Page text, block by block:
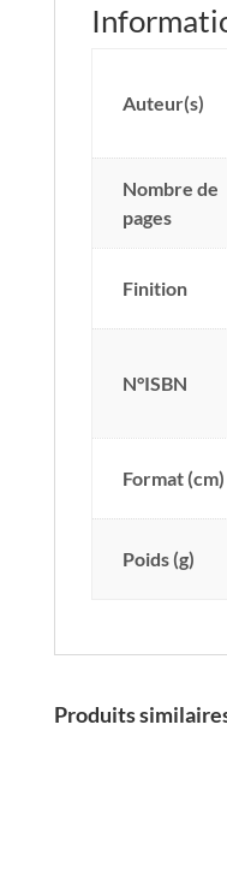
Auteur(s)
Nombre de
pages
Finition
N°ISBN
Format (cm)
Poids (g)
Produits